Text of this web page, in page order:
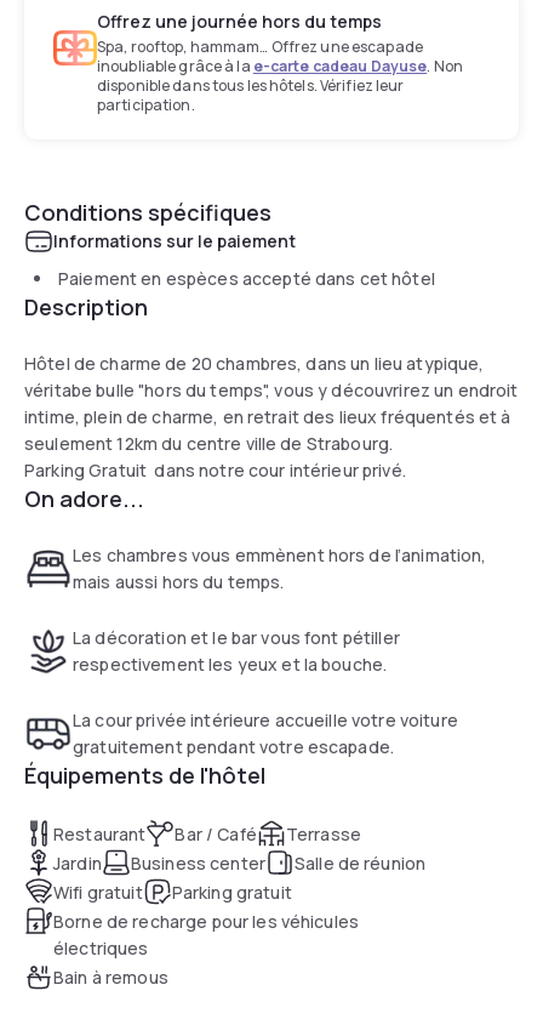
Offrez une journée hors du temps
Spa, rooftop, hammam… Offrez une escapade
inoubliable grâce à la e-carte cadeau Dayuse. Non
disponible dans tous les hôtels. Vérifiez leur
participation.
Conditions spécifiques
Informations sur le paiement
Paiement en espèces accepté dans cet hôtel
Description
Hôtel de charme de 20 chambres, dans un lieu atypique,
véritabe bulle "hors du temps", vous y découvrirez un endroit
intime, plein de charme, en retrait des lieux fréquentés et à
seulement 12km du centre ville de Strabourg.
Parking Gratuit dans notre cour intérieur privé.
On adore...
Les chambres vous emmènent hors de l’animation,
mais aussi hors du temps.
La décoration et le bar vous font pétiller
respectivement les yeux et la bouche.
La cour privée intérieure accueille votre voiture
gratuitement pendant votre escapade.
Équipements de l'hôtel
Restaurant Bar / Café
Terrasse
Jardin
Business center
Salle de réunion
Wifi gratuit
Parking gratuit
Borne de recharge pour les véhicules
électriques
Bain à remous